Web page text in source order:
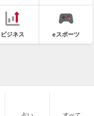
ビジネス eスポーツ